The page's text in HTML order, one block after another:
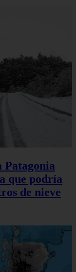
Patagonia
que podría
de nieve